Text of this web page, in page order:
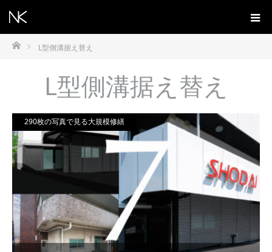
ホームL型側溝据え替え
L型側溝据え替え
290枚の写真で見る大規模修繕